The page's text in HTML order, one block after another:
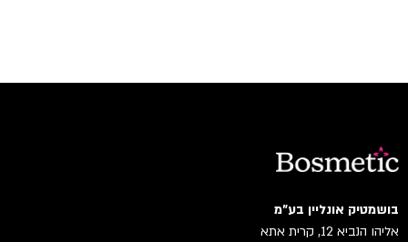
בושמטיק אונליין בע"מ
אליהו הנביא 12, קרית אתא